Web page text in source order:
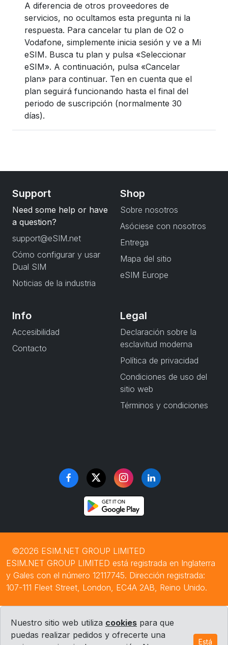
A diferencia de otros proveedores de
servicios, no ocultamos esta pregunta ni la
respuesta. Para cancelar tu plan de O2 o
Vodafone, simplemente inicia sesión y ve a Mi
eSIM. Busca tu plan y pulsa «Seleccionar
eSIM». A continuación, pulsa «Cancelar
plan» para continuar. Ten en cuenta que el
plan seguirá funcionando hasta el final del
periodo de suscripción (normalmente 30
días).
Support
Need some help or have
a question?
support@eSIM.net
Cómo configurar y usar
Dual SIM
Noticias de la industria
Shop
Sobre nosotros
Asóciese con nosotros
Entrega
Mapa del sitio
eSIM Europe
Info
Accesibilidad
Contacto
Legal
Declaración sobre la
esclavitud moderna
Política de privacidad
Condiciones de uso del
sitio web
Términos y condiciones
©2026 ESIM.NET GROUP LIMITED
ESIM.NET GROUP LIMITED está registrada en Inglaterra
y Gales con el número 12117745. Dirección registrada:
107-111 Fleet Street, London, EC4A 2AB, Reino Unido.
Nuestro sitio web utiliza cookies para que
puedas realizar pedidos y ofrecerte una
Está